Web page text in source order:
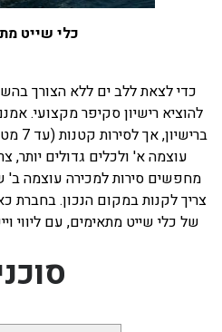
כלי שייט
כדי לצאת ללב ים ללא הצורך
להוציא רישיון סקיפר מקצועי.
עוצמה א' ולכלים גדולים יותר,
מחפשים סירות למכירה עוצמה ב'
צריך לקנות במקום הנכון. בחברת
של כלי שייט מתאימים, עם ליווי